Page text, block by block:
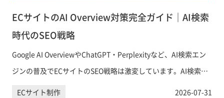
ECサイトのAI Overview対策完全ガイド｜AI検索
時代のSEO戦略
Google AI OverviewやChatGPT・Perplexityなど、AI検索エン
ジンの普及でECサイトのSEO戦略は激変しています。AI検索に
引用・表示されるためのコンテンツ設計と具体的なAIO対策を
ECサイト制作 2026-07-31